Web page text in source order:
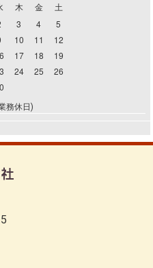
木 金 土
3 4
5
10 11
12
17 18
19
24 25
26
務休日)